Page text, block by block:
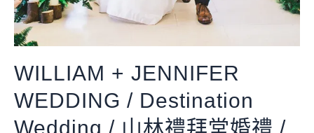
WILLIAM + JENNIFER
WEDDING / Destination
Wedding / 山林禮拜堂婚禮 /